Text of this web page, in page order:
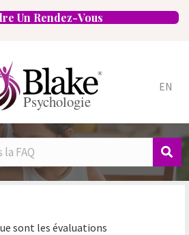
Un Rendez-Vous
EN
sont les évaluations